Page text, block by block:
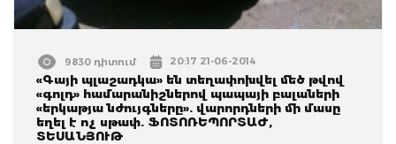
9830 դիտում 20:17 21-06-2014
«Գայի պլաշադկա» են տեղափոխվել մեծ թվով
«գոլդ» համարանիշներով պապայի բալաների
«երկաթյա նժույգները». վարորդների մի մասը
եղել է ոչ սթափ. ՖՈՏՈՌԵՊՈՐՏԱԺ,
ՏԵՍԱՆՅՈՒԹ